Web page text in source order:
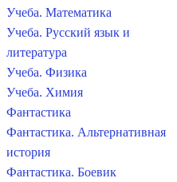
Учеба. Математика
Учеба. Русский язык и
литература
Учеба. Физика
Учеба. Химия
Фантастика
Фантастика. Альтернативная
история
Фантастика. Боевик